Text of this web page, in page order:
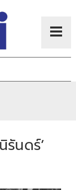
รันดร์’